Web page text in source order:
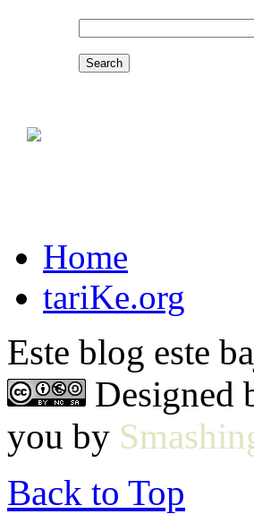
Home
tariKe.org
Este blog este
Designed
you by
Back to Top